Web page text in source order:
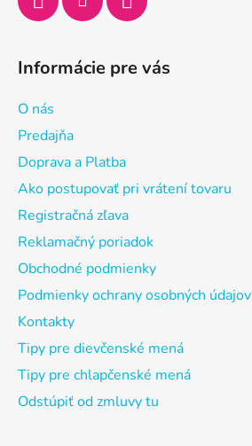
Informácie pre vás
O nás
Predajňa
Doprava a Platba
Ako postupovať pri vrátení tovaru
Registračná zľava
Reklamačný poriadok
Obchodné podmienky
Podmienky ochrany osobných údajov
Kontakty
Tipy pre dievčenské mená
Tipy pre chlapčenské mená
Odstúpiť od zmluvy tu